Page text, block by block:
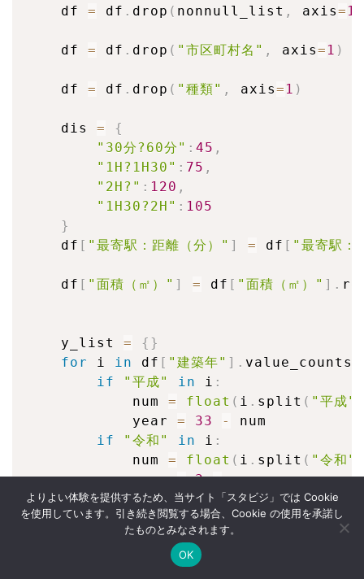
    df
= df . drop ( nonnull_list , axis= 1
    df
= df . drop ( "市区町村名" , axis= 1 )
    df
= df . drop ( "種類" , axis= 1 )
    dis
=
{
"30分?60分" : 45 ,
"1H?1H30" : 75 ,
"2H?" : 120 ,
"1H30?2H" : 105
}
    df
[ "最寄駅：距離（分）" ] = df [ "最寄駅：
    df
[ "面積（㎡）" ] = df [ "面積（㎡）" ] .
    y_list
= { }
for
i in df [ "建築年" ] . value_counts
if
"平成" in i :
            num
= float ( i . split ( "平成"
            year
= 33 -
num
if
"令和" in i :
            num
= float ( i . split ( "令和"
            year
= 3 - num
if "昭和" in i :
            num
= float (i.split("昭和"
            year
= 96 - num
] = year
よりよい体験を提供するため、当サイト「スタビジ」では Cookie
を使用しています。引き続き閲覧する場合、Cookie の使用を承諾し
たものとみなされます。
OK